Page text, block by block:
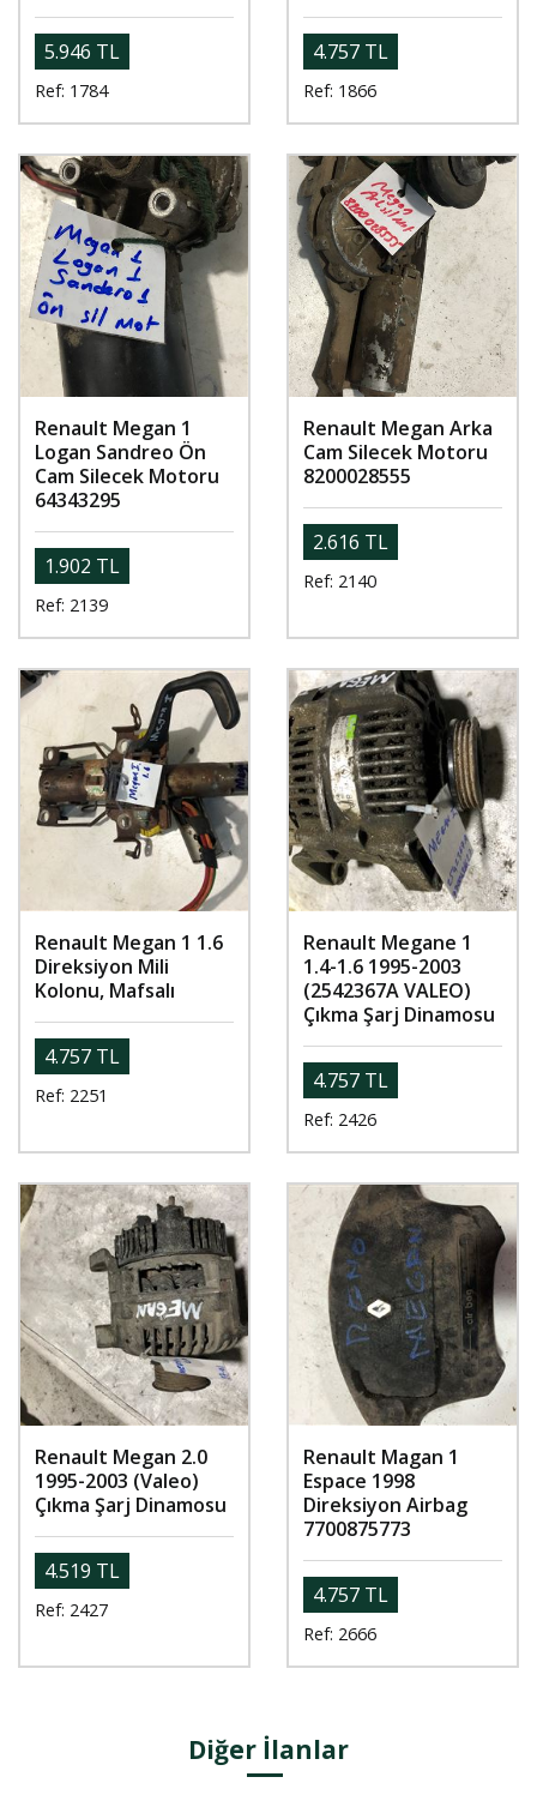
5.946 TL
Ref: 1784
4.757 TL
Ref: 1866
Renault Megan 1
Logan Sandreo Ön
Cam Silecek Motoru
64343295
1.902 TL
Ref: 2139
Renault Megan Arka
Cam Silecek Motoru
8200028555
2.616 TL
Ref: 2140
Renault Megan 1 1.6
Direksiyon Mili
Kolonu, Mafsalı
4.757 TL
Ref: 2251
Renault Megane 1
1.4-1.6 1995-2003
(2542367A VALEO)
Çıkma Şarj Dinamosu
4.757 TL
Ref: 2426
Renault Megan 2.0
1995-2003 (Valeo)
Çıkma Şarj Dinamosu
4.519 TL
Ref: 2427
Renault Magan 1
Espace 1998
Direksiyon Airbag
7700875773
4.757 TL
Ref: 2666
Diğer İlanlar